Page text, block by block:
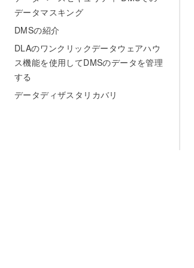
データマスキング
DMSの紹介
DLAのワンクリックデータウェアハウ
ス機能を使用してDMSのデータを管理
する
データディザスタリカバリ